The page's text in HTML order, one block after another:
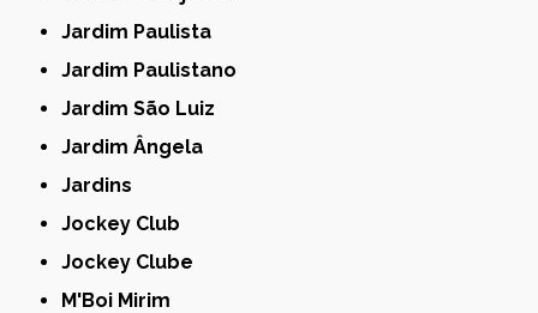
Jardim Paulista
Jardim Paulistano
Jardim São Luiz
Jardim Ângela
Jardins
Jockey Club
Jockey Clube
M'Boi Mirim